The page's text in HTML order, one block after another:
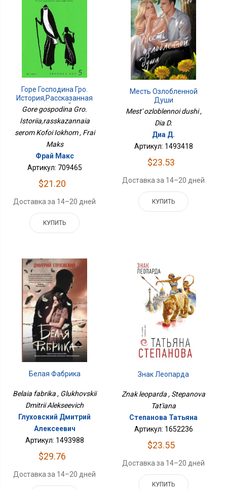
Горе Господина Гро.
История,рассказанная
Сэром Кофой Йохом
Gore gospodina Gro.
Istoriia,rasskazannaia
serom Kofoi Iokhom , Frai
Maks
Фрай Макс
Артикул: 709465
$21.20
Доставка за 14–20 дней
КУПИТЬ
Месть Озлобленной
Души
Mest' ozloblennoi dushi ,
Dia D.
Диа Д.
Артикул: 1493418
$23.53
Доставка за 14–20 дней
КУПИТЬ
Белая Фабрика
Belaia fabrika , Glukhovskii
Dmitrii Alekseevich
Глуховский Дмитрий
Алексеевич
Артикул: 1493988
$29.76
Доставка за 14–20 дней
Знак Леопарда
Znak leoparda , Stepanova
Tat'iana
Степанова Татьяна
Артикул: 1652236
$23.55
Доставка за 14–20 дней
КУПИТЬ